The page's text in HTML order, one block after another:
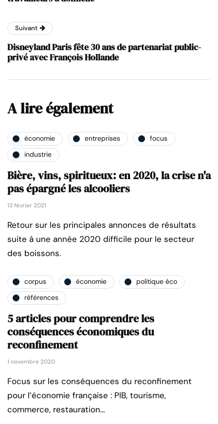
Suivant
Disneyland Paris fête 30 ans de partenariat public-
privé avec François Hollande
A lire également
économie entreprises
focus
industrie
Bière, vins, spiritueux: en 2020, la crise n'a
pas épargné les alcooliers
13 février 2021
Retour sur les principales annonces de résultats
suite à une année 2020 difficile pour le secteur
des boissons.
corpus économie
politique éco
références
5 articles pour comprendre les
conséquences économiques du
reconfinement
1 novembre 2020
Focus sur les conséquences du reconfinement
pour l’économie française : PIB, tourisme,
commerce, restauration…